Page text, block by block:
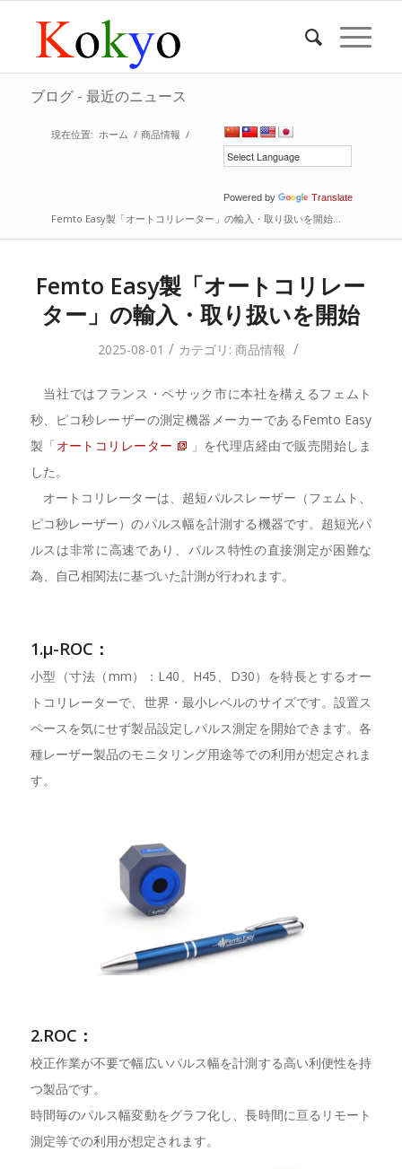
ブログ - 最近のニュース
Powered by Translate
現在位置: ホーム / 商品情報 /
Femto Easy製「オートコリレーター」の輸入・取り扱いを開始...
Femto Easy製「オートコリレー
ター」の輸入・取り扱いを開始
2025-08-01 / カテゴリ:商品情報 /
当社ではフランス・ペサック市に本社を構えるフェムト
秒、ピコ秒レーザーの測定機器メーカーであるFemto Easy
製「オートコリレーター
」を代理店経由で販売開始しま
した。
オートコリレーターは、超短パルスレーザー（フェムト、
ピコ秒レーザー）のパルス幅を計測する機器です。超短光パ
ルスは非常に高速であり、パルス特性の直接測定が困難な
為、自己相関法に基づいた計測が行われます。
1.µ-ROC：
小型（寸法（mm）：L40、H45、D30）を特長とするオー
トコリレーターで、世界・最小レベルのサイズです。設置ス
ペースを気にせず製品設定しパルス測定を開始できます。各
種レーザー製品のモニタリング用途等での利用が想定されま
す。
2.ROC：
校正作業が不要で幅広いパルス幅を計測する高い利便性を持
つ製品です。
時間毎のパルス幅変動をグラフ化し、長時間に亘るリモート
測定等での利用が想定されます。